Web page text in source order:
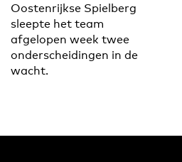
Oostenrijkse Spielberg
sleepte het team
afgelopen week twee
onderscheidingen in de
wacht.